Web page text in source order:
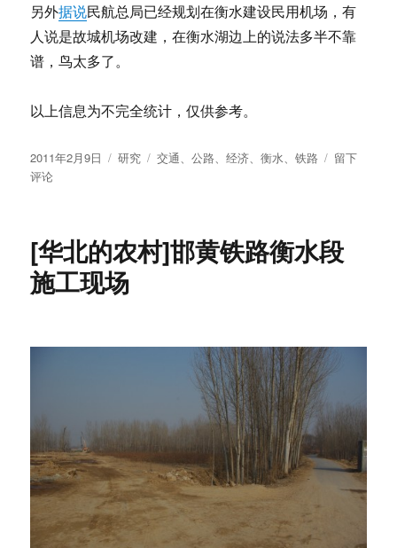
另外据说民航总局已经规划在衡水建设民用机场，有
人说是故城机场改建，在衡水湖边上的说法多半不靠
谱，鸟太多了。
以上信息为不完全统计，仅供参考。
发
布
2011年2月9日
分
研究
标
交通、公路、经济、衡水、铁路
于
交
通
意
留下
评论
[华北的农村]邯黄铁路衡水段
施工现场